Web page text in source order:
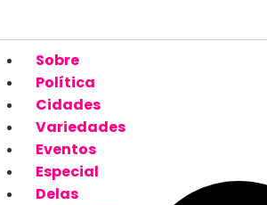
Sobre
Política
Cidades
Variedades
Eventos
Especial
Delas